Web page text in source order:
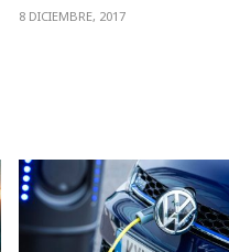
8 DICIEMBRE, 2017
VER NOTA